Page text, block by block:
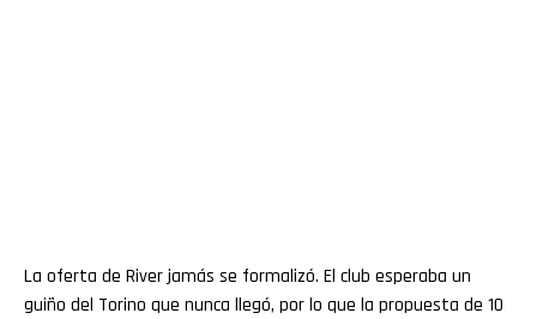
La oferta de River jamás se formalizó. El club esperaba un
guiño del Torino que nunca llegó, por lo que la propuesta de 10